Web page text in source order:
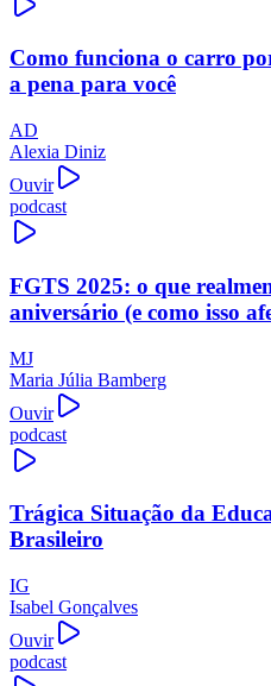
Como funciona o carro
a pena para você
AD
Alexia Diniz
Ouvir
podcast
FGTS 2025: o que
aniversário (e como isso
MJ
Maria Júlia Bamberg
Ouvir
podcast
Trágica Situação da
Brasileiro
IG
Isabel Gonçalves
Ouvir
podcast